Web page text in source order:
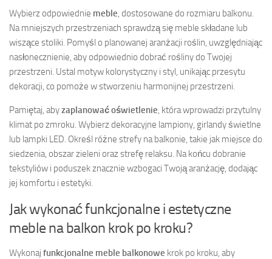
Wybierz odpowiednie meble , dostosowane do rozmiaru balkonu.
Na mniejszych przestrzeniach sprawdzą się meble składane lub
wiszące stoliki. Pomyśl o planowanej aranżacji roślin, uwzględniając
nasłonecznienie, aby odpowiednio dobrać rośliny do Twojej
przestrzeni. Ustal motyw kolorystyczny i styl, unikając przesytu
dekoracji, co pomoże w stworzeniu harmonijnej przestrzeni.
Pamiętaj, abyzaplanować oświetlenie , która wprowadzi przytulny
klimat po zmroku. Wybierz dekoracyjne lampiony, girlandy świetlne
lub lampki LED. Określ różne strefy na balkonie, takie jak miejsce do
siedzenia, obszar zieleni oraz strefę relaksu. Na końcu dobranie
tekstyliów i poduszek znacznie wzbogaci Twoją aranżację, dodając
jej komfortu i estetyki.
Jak wykonać funkcjonalne i estetyczne
meble na balkon krok po kroku?
Wykonaj funkcjonalne meble balkonowe krok po kroku, aby